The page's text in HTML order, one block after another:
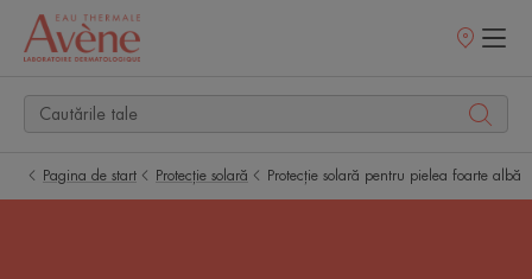
Retailerii
Pagina de start Protecție solară Protecție solară pentru pielea foarte albă